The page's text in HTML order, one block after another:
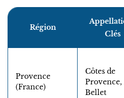
Région
Clés
Provence
(France)
Côtes de
Provence,
Bellet